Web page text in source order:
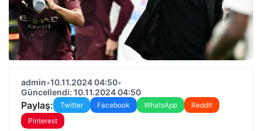
admin•10.11.2024 04:50•
Güncellendi: 10.11.2024 04:50
Paylaş: Twitter Facebook WhatsApp
Reddit
Pinterest